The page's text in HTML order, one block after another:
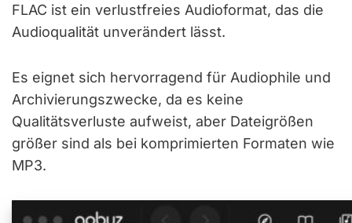
FLAC ist ein verlustfreies Audioformat, das die
Audioqualität unverändert lässt.
Es eignet sich hervorragend für Audiophile und
Archivierungszwecke, da es keine
Qualitätsverluste aufweist, aber Dateigrößen
größer sind als bei komprimierten Formaten wie
MP3.